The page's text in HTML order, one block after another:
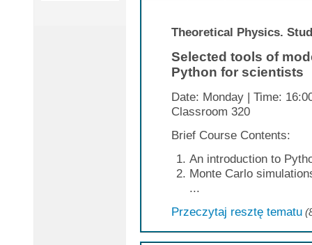
Theoretical Physics.
Selected tools of
Python for scientists
Date: Monday | Time:
Classroom 320
Brief Course Contents:
An introduction to
Monte Carlo
...
Przeczytaj resztę tematu